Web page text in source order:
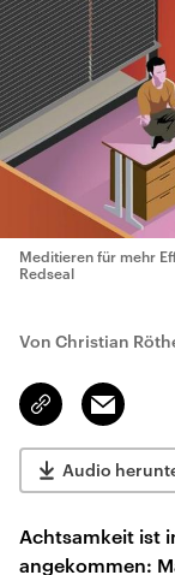
Meditieren für mehr
Redseal
Von Christian
Link
kopieren/teilen
Email
Audio
Achtsamkeit ist
angekommen: